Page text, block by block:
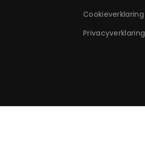
Cookieverklaring
Privacyverklaring